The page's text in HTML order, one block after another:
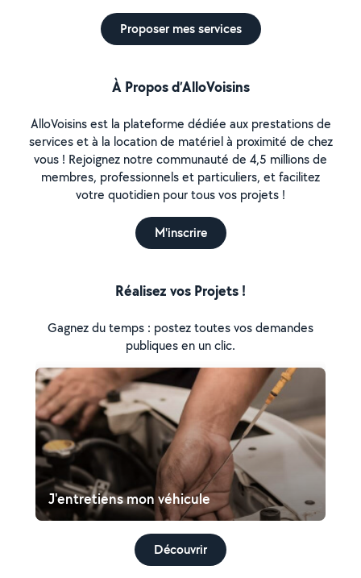
Proposer mes services
À Propos d’AlloVoisins
AlloVoisins est la plateforme dédiée aux prestations de
services et à la location de matériel à proximité de chez
vous ! Rejoignez notre communauté de 4,5 millions de
membres, professionnels et particuliers, et facilitez
votre quotidien pour tous vos projets !
M'inscrire
Réalisez vos Projets !
Gagnez du temps : postez toutes vos demandes
publiques en un clic.
J'entretiens mon véhicule
Découvrir